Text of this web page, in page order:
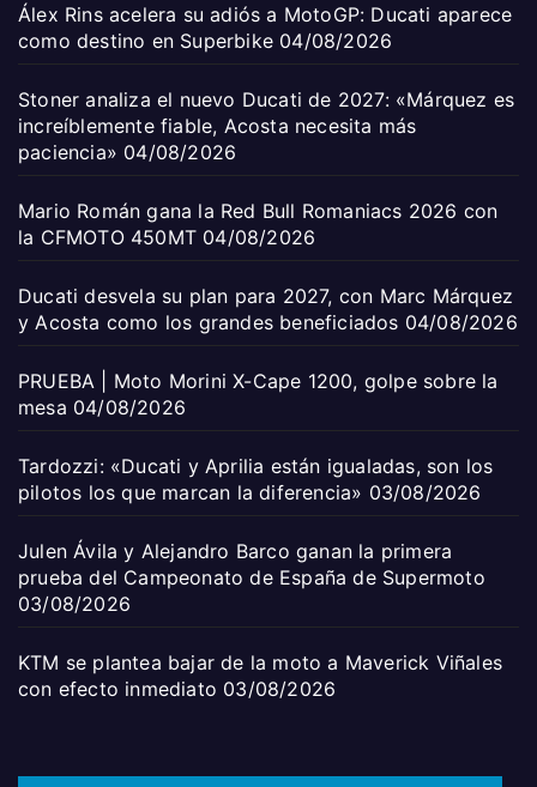
Álex Rins acelera su adiós a MotoGP: Ducati aparece
como destino en Superbike 04/08/2026
Stoner analiza el nuevo Ducati de 2027: «Márquez es
increíblemente fiable, Acosta necesita más
paciencia» 04/08/2026
Mario Román gana la Red Bull Romaniacs 2026 con
la CFMOTO 450MT 04/08/2026
Ducati desvela su plan para 2027, con Marc Márquez
y Acosta como los grandes beneficiados 04/08/2026
PRUEBA | Moto Morini X-Cape 1200, golpe sobre la
mesa 04/08/2026
Tardozzi: «Ducati y Aprilia están igualadas, son los
pilotos los que marcan la diferencia» 03/08/2026
Julen Ávila y Alejandro Barco ganan la primera
prueba del Campeonato de España de Supermoto
03/08/2026
KTM se plantea bajar de la moto a Maverick Viñales
con efecto inmediato 03/08/2026